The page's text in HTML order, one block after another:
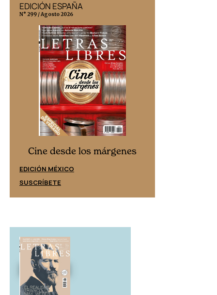
EDICIÓN ESPAÑA
N° 299 / Agosto 2026
Cine desde los márgenes
EDICIÓN MÉXICO
SUSCRÍBETE